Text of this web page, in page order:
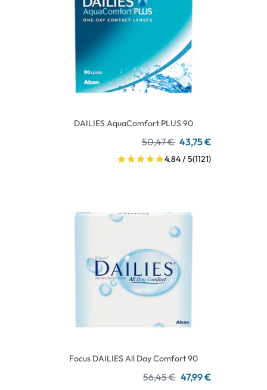
DAILIES AquaComfort PLUS 90
50,47 € 43,75 €
4.84 / 5(1121)
Focus DAILIES All Day Comfort 90
56,45 € 47,99 €